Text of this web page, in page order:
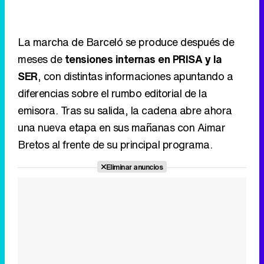
una nueva etapa en sus mañanas con Aimar
Bretos al frente de su principal programa.